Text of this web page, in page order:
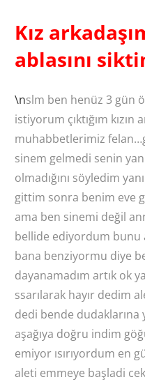
Kız
ablasını
\nslm ben henüz 3 gün
istiyorum çıktığım
muhabbetlerimiz
sinem gelmedi senin
olmadığını söyledim
gittim sonra benim eve
ama ben sinemi değil
bellide ediyordum bunu
bana benziyormu diye
dayanamadım artık ok
ssarılarak hayır dedim
dedi bende dudaklarına
aşağıya doğru indim
emiyor ısırıyordum en
aleti emmeye başladi